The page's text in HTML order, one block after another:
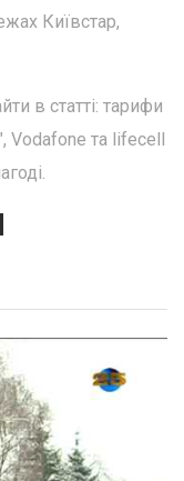
Київстар,
в статті: тарифи
Vodafone та lifecell